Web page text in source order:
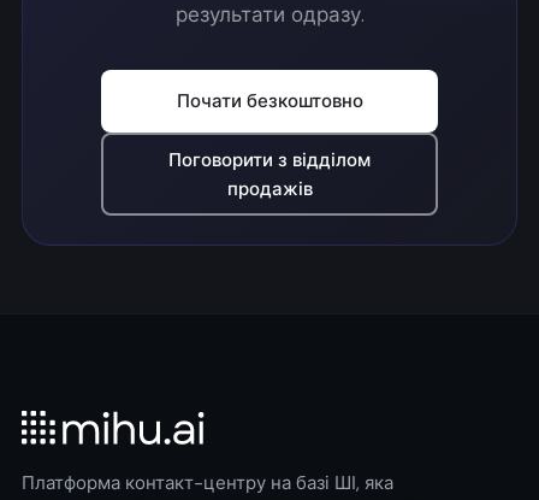
результати одразу.
Почати безкоштовно
Поговорити з відділом
продажів
Платформа контакт-центру на базі ШІ, яка